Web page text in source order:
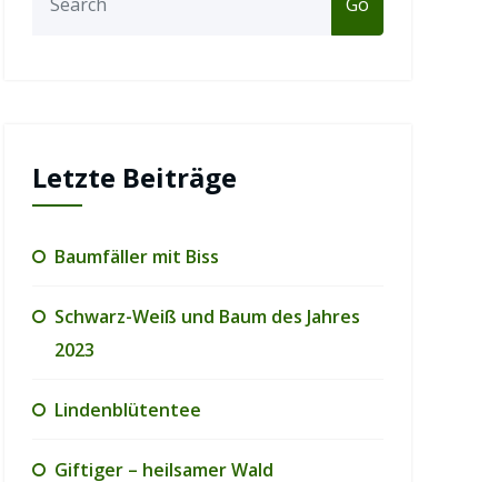
Letzte Beiträge
Baumfäller mit Biss
Schwarz-Weiß und Baum des Jahres
2023
Lindenblütentee
Giftiger – heilsamer Wald